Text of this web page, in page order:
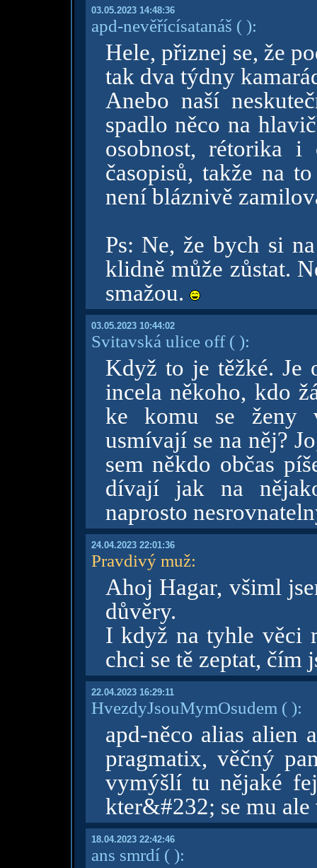
03.05.2023 14:48:36
apd-nevěřícísatanáš ( ):
Hele, přiznej se, že
tak dva týdny
Anebo naší
spadlo něco na
osobnost, rétorika i
časopisů, takže na
není bláznivě
Ps: Ne, že bych si
klidně může zůstat.
smažou.
03.05.2023 10:44:02
Svitavská ulice off( ):
Když to je těžké. Je
incela někoho, kdo
ke komu se ženy
usmívají se na něj?
sem někdo občas
dívají jak na
naprosto
24.04.2023 22:01:36
Pravdivý muž:
Ahoj Hagar, všiml
důvěry.
I když na tyhle věci
chci se tě zeptat, čím
22.04.2023 16:29:11
HvezdyJsouMymOsudem ( ):
apd-něco alias alien
pragmatix, věčný
vymýšlí tu nějaké
kter&#232; se mu
18.04.2023 22:42:46
ans smrdí( ):